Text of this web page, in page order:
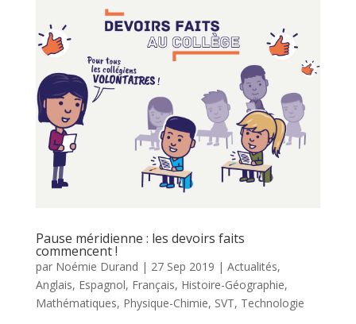
Pause méridienne : les devoirs faits
commencent !
par Noémie Durand | 27 Sep 2019 | Actualités,
Anglais, Espagnol, Français, Histoire-Géographie,
Mathématiques, Physique-Chimie, SVT, Technologie